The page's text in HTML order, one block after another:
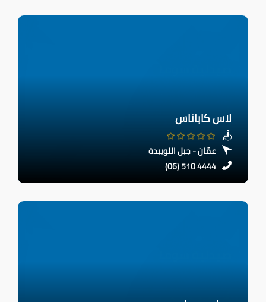
لاس كاباناس
عمّان - جبل اللويبدة
(06) 510 4444